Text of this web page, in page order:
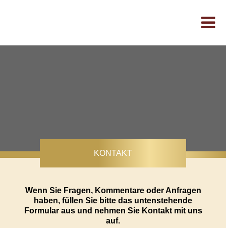
KONTAKT
Wenn Sie Fragen, Kommentare oder Anfragen
haben, füllen Sie bitte das untenstehende
Formular aus und nehmen Sie Kontakt mit uns
auf.